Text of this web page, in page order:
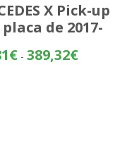
X Pick-up
de 2017-
€ - 389,32€Rango